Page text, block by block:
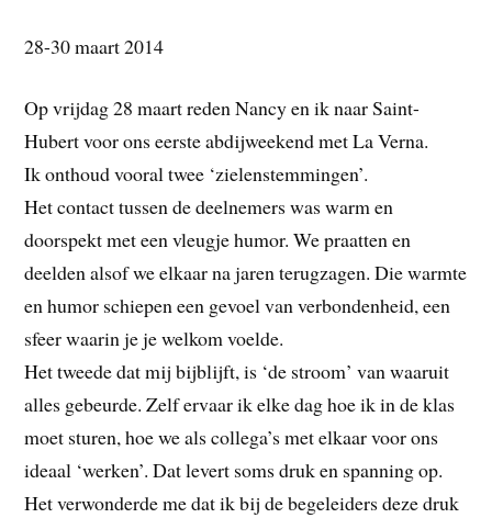
28-30 maart 2014
Op vrijdag 28 maart reden Nancy en ik naar Saint-
Hubert voor ons eerste abdijweekend met La Verna.
Ik onthoud vooral twee ‘zielenstemmingen’.
Het contact tussen de deelnemers was warm en
doorspekt met een vleugje humor. We praatten en
deelden alsof we elkaar na jaren terugzagen. Die warmte
en humor schiepen een gevoel van verbondenheid, een
sfeer waarin je je welkom voelde.
Het tweede dat mij bijblijft, is ‘de stroom’ van waaruit
alles gebeurde. Zelf ervaar ik elke dag hoe ik in de klas
moet sturen, hoe we als collega’s met elkaar voor ons
ideaal ‘werken’. Dat levert soms druk en spanning op.
Het verwonderde me dat ik bij de begeleiders deze druk